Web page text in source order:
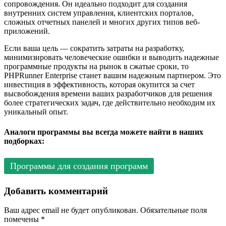
сопровождения. Он идеально подходит для создания
внутренних систем управления, клиентских порталов,
сложных отчетных панелей и многих других типов веб-
приложений.
Если ваша цель — сократить затраты на разработку,
минимизировать человеческие ошибки и выводить надежные
программные продукты на рынок в сжатые сроки, то
PHPRunner Enterprise станет вашим надежным партнером. Это
инвестиция в эффективность, которая окупится за счет
высвобождения времени ваших разработчиков для решения
более стратегических задач, где действительно необходим их
уникальный опыт.
Аналоги программы вы всегда можете найти в наших
подборках:
Программы для создания программ
Добавить комментарий
Ваш адрес email не будет опубликован. Обязательные поля
помечены *